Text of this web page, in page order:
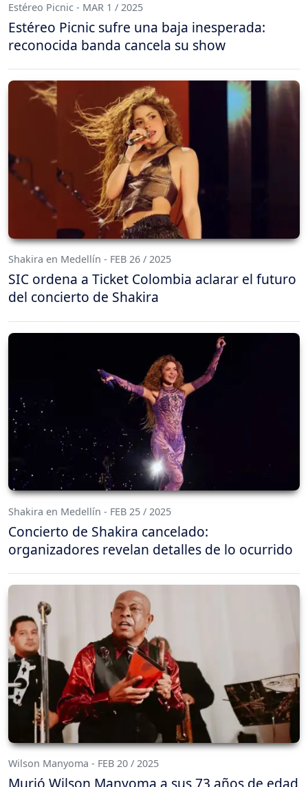
Estéreo Picnic - MAR 1 / 2025
Estéreo Picnic sufre una baja inesperada:
reconocida banda cancela su show
Shakira en Medellín - FEB 26 / 2025
SIC ordena a Ticket Colombia aclarar el futuro
del concierto de Shakira
Shakira en Medellín - FEB 25 / 2025
Concierto de Shakira cancelado:
organizadores revelan detalles de lo ocurrido
Wilson Manyoma - FEB 20 / 2025
Murió Wilson Manyoma a sus 73 años de edad